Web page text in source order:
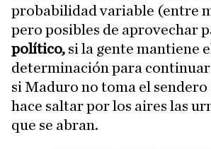
probabilidad variable (entre
pero posibles de aprovechar
político, si la gente mantiene
determinación para continuar
si Maduro no toma el sendero
hace saltar por los aires las
que se abran.